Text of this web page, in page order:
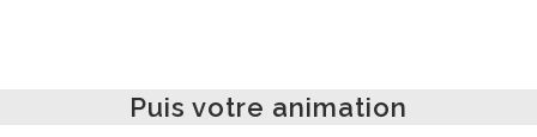
Puis votre animation